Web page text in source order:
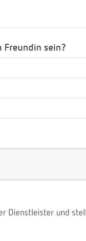
Freundin sein?
Dienstleister und